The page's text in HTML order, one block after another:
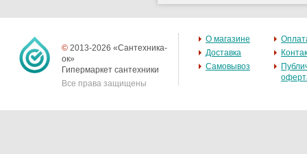
© 2013-2026 «Сантехника-
ок»
Гипермаркет сантехники
Все права защищены
О магазине
Доставка
Самовывоз